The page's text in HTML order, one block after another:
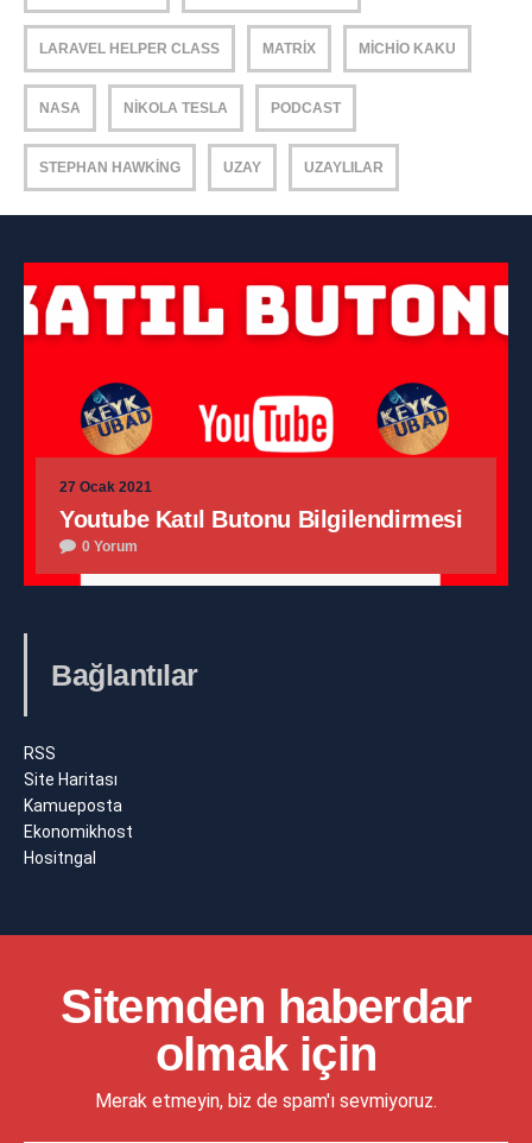
LARAVEL HELPER CLASS MATRIX MICHIO KAKU
NASA NIKOLA TESLA PODCAST
STEPHAN HAWKING UZAY UZAYLILAR
27 Ocak 2021
Youtube Katıl Butonu Bilgilendirmesi
0 Yorum
Bağlantılar
RSS
Site Haritası
Kamueposta
Ekonomikhost
Hositngal
Sitemden haberdar
olmak için
Merak etmeyin, biz de spam'ı sevmiyoruz.